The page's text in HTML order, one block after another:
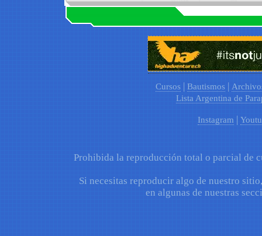
Cursos | Bautismos |
Lista Argentina de
Instagram |
Prohibida la reproducción total o parcial de
Si necesitas reproducir algo de nuestro
en algunas de nuestras